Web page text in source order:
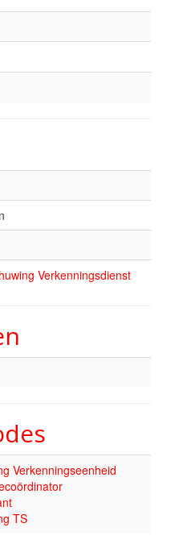
Verkenningsdienst
Verkenningseenheid
TS